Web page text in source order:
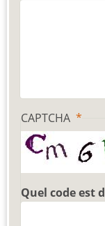
CAPTCHA
Quel code est